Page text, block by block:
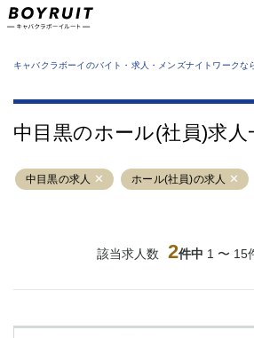
業種から探す
運営者情報
サイトマップ
キャバクラボーイのバイト・求人・メンズナイトワークな
中目黒のホール(社員)求人
中目黒の求人 ホール(社員)の求人
該当求人数 2件中 1 〜 15
六本木
池袋
吉祥寺
練馬
恵比寿